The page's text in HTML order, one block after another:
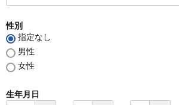
必
性別
指定なし
男性
女性
生年月日